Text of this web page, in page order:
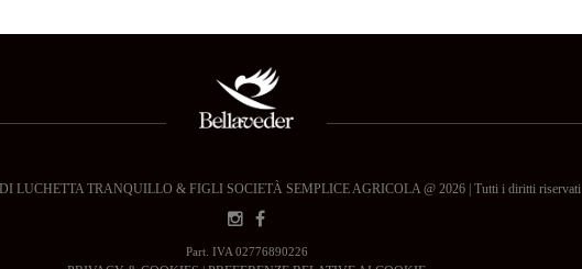
LUCHETTA TRANQUILLO & FIGLI SOCIETÀ SEMPLICE AGRICOLA @ 2026 | Tutti i diritti riservati
Part. IVA 02776890226